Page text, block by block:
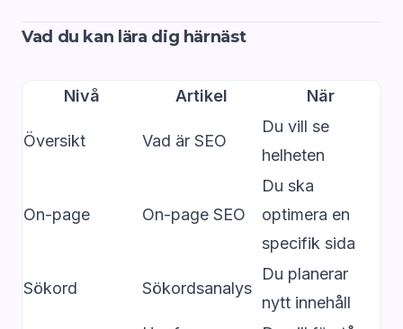
Vad du kan lära dig härnäst
Nivå Artikel När
Översikt Vad är SEO
Du vill se
helheten
On-page On-page SEO
Du ska
optimera en
specifik sida
Sökord Sökordsanalys
Du planerar
nytt innehåll